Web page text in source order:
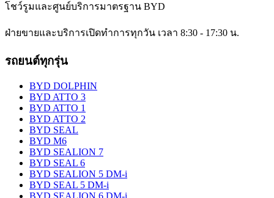
โชว์รูมและศูนย์บริการมาตรฐาน BYD
ฝ่ายขายและบริการเปิดทำการทุกวัน เวลา 8:30 - 17:30 น.
รถยนต์ทุกรุ่น
BYD DOLPHIN
BYD ATTO 3
BYD ATTO 1
BYD ATTO 2
BYD SEAL
BYD M6
BYD SEALION 7
BYD SEAL 6
BYD SEALION 5 DM-i
BYD SEAL 5 DM-i